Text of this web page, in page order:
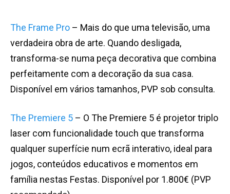
The Frame Pro – Mais do que uma televisão, uma
verdadeira obra de arte. Quando desligada,
transforma-se numa peça decorativa que combina
perfeitamente com a decoração da sua casa.
Disponível em vários tamanhos, PVP sob consulta.
The Premiere 5 – O The Premiere 5 é projetor triplo
laser com funcionalidade touch que transforma
qualquer superfície num ecrã interativo, ideal para
jogos, conteúdos educativos e momentos em
família nestas Festas. Disponível por 1.800€ (PVP